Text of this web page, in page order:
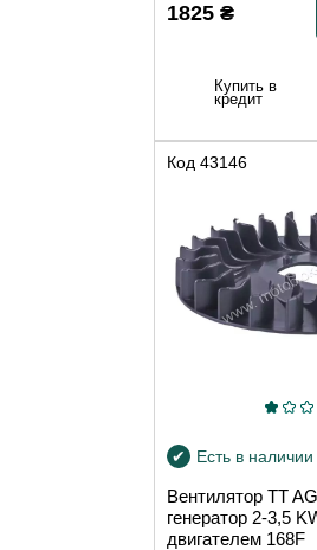
1825 ₴
Купить в
кредит
Код 43146
Есть в наличии
Вентилятор TT
генератор 2-3,5
двигателем 168F